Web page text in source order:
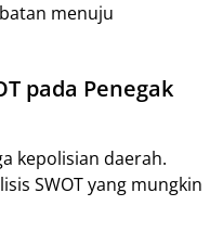
menuju
pada Penegak
kepolisian daerah.
SWOT yang mungkin